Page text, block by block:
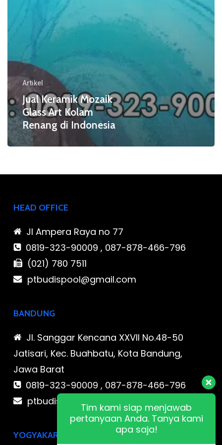
Artikel
Jual Keramik Mozaik
Glass Art Kolam
Renang di Indonesia
HEAD OFFICE
Jl Ampera Raya no 77
0819-323-90009 , 087-878-466-796
(021) 780 7511
ptbudispool@gmail.com
BANDUNG
Jl. Sanggar Kencana XXVII No.48-50
Jatisari, Kec. Buahbatu, Kota Bandung,
Jawa Barat
0819-323-90009 , 087-878-466-796
ptbudispool@gmail.com
YOGYAKARTA
Tim kami siap menjawab
pertanyaan Anda. Tanya kami
apa saja!